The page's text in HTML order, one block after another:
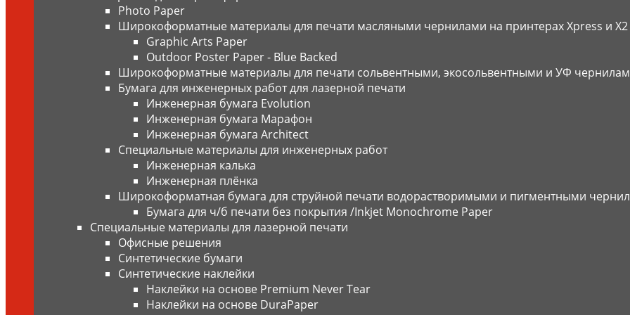
Photo Paper
Широкоформатные материалы для печати масляными чернилами на принтерах Xpress и X2
Graphic Arts Paper
Outdoor Poster Paper - Blue Backed
Широкоформатные материалы для печати сольвентными, экосольвентными и УФ
Бумага для инженерных работ для лазерной печати
Инженерная бумага Evolution
Инженерная бумага Марафон
Инженерная бумага Architect
Специальные материалы для инженерных работ
Инженерная калька
Инженерная плёнка
Широкоформатная бумага для струйной печати водорастворимыми и пигментными
Бумага для ч/б печати без покрытия /Inkjet Monochrome Paper
Специальные материалы для лазерной печати
Офисные решения
Синтетические бумаги
Синтетические наклейки
Наклейки на основе Premium Never Tear
Наклейки на основе DuraPaper